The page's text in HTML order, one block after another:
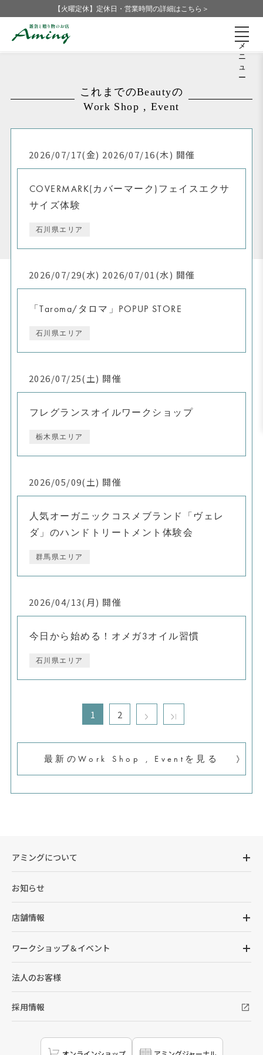
【火曜定休】定休日・営業時間の詳細はこちら＞
メ
ニ
ュ
ー
これまでのBeautyの
Work Shop , Event
2026/07/17(金) 2026/07/16(木) 開催
COVERMARK(カバーマーク)フェイスエクサ
サイズ体験
石川県エリア
2026/07/29(水) 2026/07/01(水) 開催
「Taroma/タロマ」POPUP STORE
石川県エリア
2026/07/25(土) 開催
フレグランスオイルワークショップ
栃木県エリア
2026/05/09(土) 開催
人気オーガニックコスメブランド「ヴェレ
ダ」のハンドトリートメント体験会
群馬県エリア
2026/04/13(月) 開催
今日から始める！オメガ3オイル習慣
石川県エリア
1 2
最新のWork Shop , Eventを見る
アミングについて
お知らせ
店舗情報
ワークショップ＆イベント
法人のお客様
採用情報